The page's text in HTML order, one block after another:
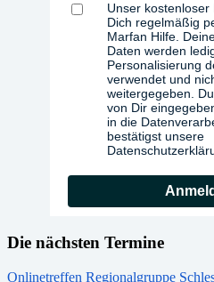
Unser
Dich regelmäßig
Marfan Hilfe.
Daten werden
Personalisierung
verwendet und
weitergegeben.
von Dir
in die
bestätigst unsere
Die nächsten Termine
Onlinetreffen Regionalgruppe